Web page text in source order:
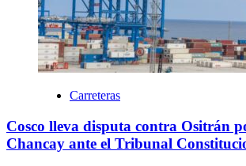
Carreteras
Cosco lleva disputa contra Ositrán
Chancay ante el Tribunal